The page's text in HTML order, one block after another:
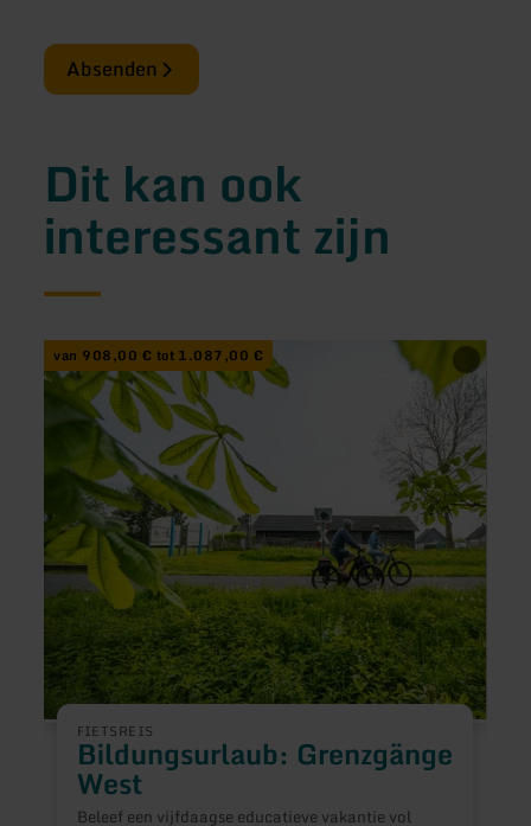
Absenden
Dit kan ook
interessant zijn
van 908,00 € tot 1.087,00 €
FIETSREIS
Bildungsurlaub: Grenzgänge
West
Beleef een vijfdaagse educatieve vakantie vol
informatie
over:
Bildungsurlaub:
Grenzgänge